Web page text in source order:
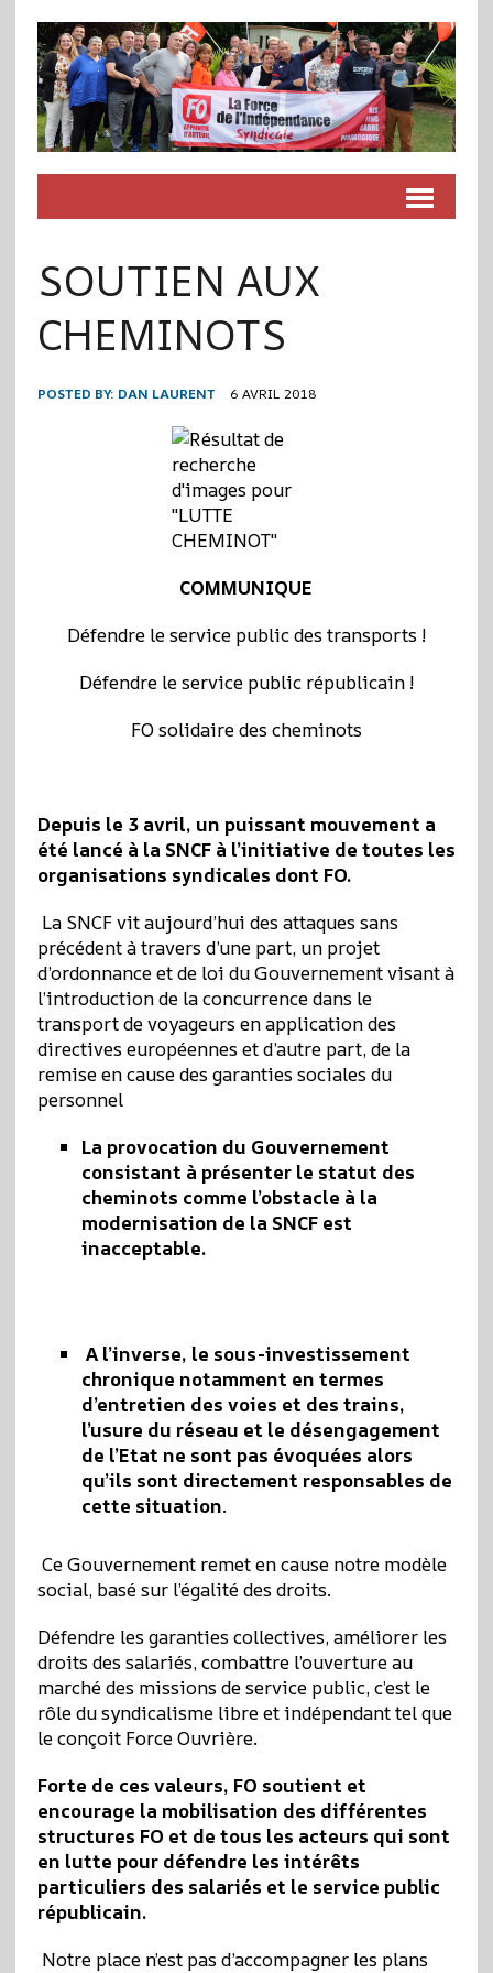
SOUTIEN AUX
CHEMINOTS
POSTED BY: DAN LAURENT 6 AVRIL 2018
COMMUNIQUE
Défendre le service public des transports !
Défendre le service public républicain !
FO solidaire des cheminots
Depuis le 3 avril, un puissant mouvement a
été lancé à la SNCF à l’initiative de toutes les
organisations syndicales dont FO.
La SNCF vit aujourd’hui des attaques sans
précédent à travers d’une part, un projet
d’ordonnance et de loi du Gouvernement visant à
l’introduction de la concurrence dans le
transport de voyageurs en application des
directives européennes et d’autre part, de la
remise en cause des garanties sociales du
personnel
La provocation du Gouvernement
consistant à présenter le statut des
cheminots comme l’obstacle à la
modernisation de la SNCF est
inacceptable.
A l’inverse, le sous-investissement
chronique notamment en termes
d’entretien des voies et des trains,
l’usure du réseau et le désengagement
de l’Etat ne sont pas évoquées alors
qu’ils sont directement responsables de
cette situation.
Ce Gouvernement remet en cause notre modèle
social, basé sur l’égalité des droits.
Défendre les garanties collectives, améliorer les
droits des salariés, combattre l’ouverture au
marché des missions de service public, c’est le
rôle du syndicalisme libre et indépendant tel que
le conçoit Force Ouvrière.
Forte de ces valeurs, FO soutient et
encourage la mobilisation des différentes
structures FO et de tous les acteurs qui sont
en lutte pour défendre les intérêts
particuliers des salariés et le service public
républicain.
Notre place n’est pas d’accompagner les plans